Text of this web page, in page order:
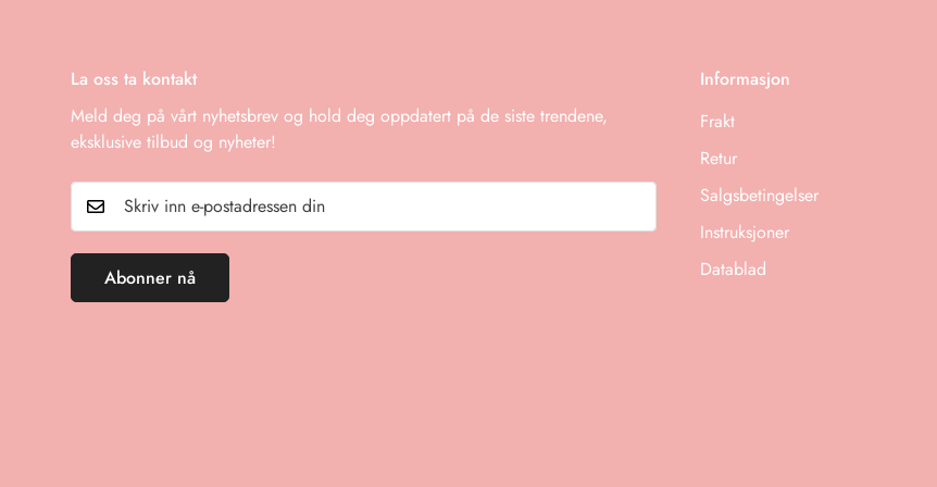
La oss ta kontakt
Meld deg på vårt nyhetsbrev og hold deg oppdatert på de siste trendene,
eksklusive tilbud og nyheter!
Abonner nå
Informasjon
Frakt
Retur
Salgsbetingelser
Instruksjoner
Datablad